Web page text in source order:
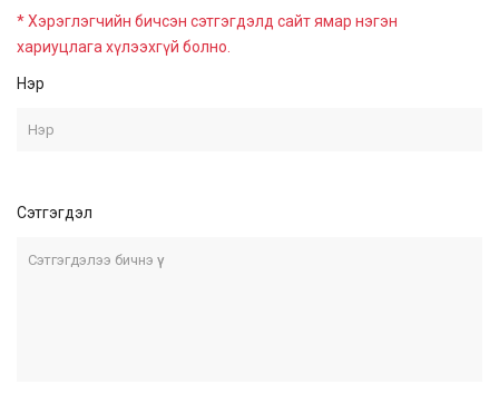
* Хэрэглэгчийн бичсэн сэтгэгдэлд сайт ямар нэгэн
хариуцлага хүлээхгүй болно.
Нэр
Сэтгэгдэл